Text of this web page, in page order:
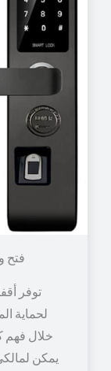
توفر
لحماية
خلال فهم
يمكن